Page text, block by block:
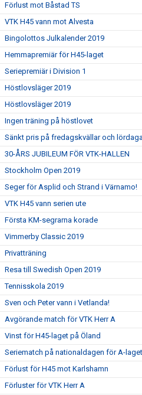
Förlust mot Båstad TS
VTK H45 vann mot Alvesta
Bingolottos Julkalender 2019
Hemmapremiär för H45-laget
Seriepremiär i Division 1
Höstlovsläger 2019
Höstlovsläger 2019
Ingen träning på höstlovet
Sänkt pris på fredagskvällar och
30-ÅRS JUBILEUM FÖR VTK-HALLEN
Stockholm Open 2019
Seger för Asplid och Strand i Värnamo!
VTK H45 vann serien ute
Första KM-segrarna korade
Vimmerby Classic 2019
Privatträning
Resa till Swedish Open 2019
Tennisskola 2019
Sven och Peter vann i Vetlanda!
Avgörande match för VTK Herr A
Vinst för H45-laget på Öland
Seriematch på nationaldagen för A-laget
Förlust för H45 mot Karlshamn
Förluster för VTK Herr A